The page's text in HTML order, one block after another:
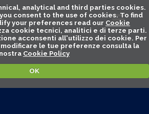
analytical and third parties cookies.
consent to the use of cookies. To find
your preferences read our Cookie
cookie tecnici, analitici e di terze parti.
acconsenti all'utilizzo dei cookie. Per
le tue preferenze consulta la
nostra Cookie Policy
OK